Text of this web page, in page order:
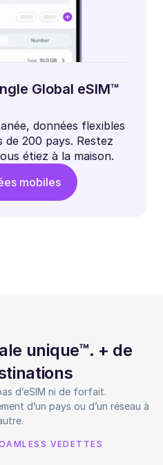
Global eSIM™
données flexibles
200 pays. Restez
étiez à la maison.
mobiles
unique™. + de
d’eSIM ni de forfait.
d’un pays ou d’un réseau à
VEDETTES